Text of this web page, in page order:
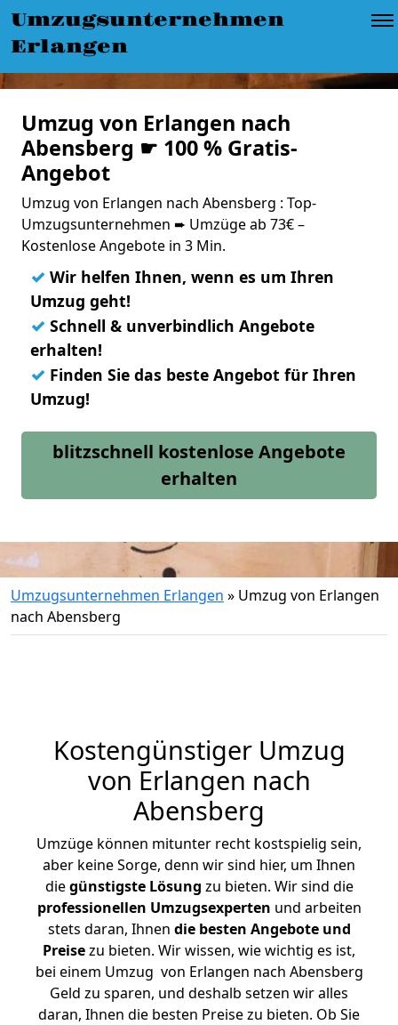
Umzugsunternehmen
Erlangen
Umzug von Erlangen nach
Abensberg ☛ 100 % Gratis-
Angebot
Umzug von Erlangen nach Abensberg : Top-
Umzugsunternehmen ➨ Umzüge ab 73€ –
Kostenlose Angebote in 3 Min.
✓ Wir helfen Ihnen, wenn es um Ihren
Umzug geht!
✓ Schnell & unverbindlich Angebote
erhalten!
✓ Finden Sie das beste Angebot für Ihren
Umzug!
blitzschnell kostenlose Angebote
erhalten
Umzugsunternehmen Erlangen » Umzug von Erlangen
nach Abensberg
Kostengünstiger Umzug
von Erlangen nach
Abensberg
Umzüge können mitunter recht kostspielig sein,
aber keine Sorge, denn wir sind hier, um Ihnen
diegünstigste Lösung zu bieten. Wir sind die
professionellen Umzugsexperten und arbeiten
stets daran, Ihnen die besten Angebote und
Preisezu bieten. Wir wissen, wie wichtig es ist,
bei einem Umzug von Erlangen nach Abensberg
Geld zu sparen, und deshalb setzen wir alles
daran, Ihnen die besten Preise zu bieten. Ob Sie